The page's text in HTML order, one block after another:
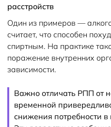
расстройств
Один из примеров —
считает, что способен
спиртным. На практике
поражение внутренних
зависимости.
Важно отличать РПП от
временной
снижения потребности